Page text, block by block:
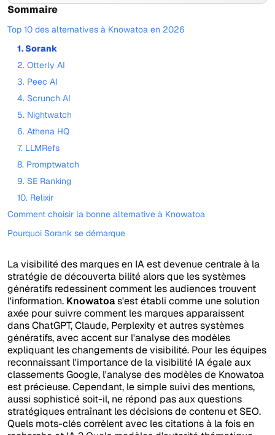
Sommaire
Top 10 des alternatives à Knowatoa en 2026
1. Sorank
2. Otterly AI
3. Peec AI
4. Scrunch AI
5. Nightwatch
6. Athena HQ
7. LLMRefs
8. Promptwatch
9. SE Ranking
10. Relixir
Comment choisir la bonne alternative à Knowatoa
Pourquoi Sorank se démarque
La visibilité des marques en IA est devenue centrale à la
stratégie de découverta bilité alors que les systèmes
génératifs redessinent comment les audiences trouvent
l'information. Knowatoas'est établi comme une solution
axée pour suivre comment les marques apparaissent
dans ChatGPT, Claude, Perplexity et autres systèmes
génératifs, avec accent sur l'analyse des modèles
expliquant les changements de visibilité. Pour les équipes
reconnaissant l'importance de la visibilité IA égale aux
classements Google, l'analyse des modèles de Knowatoa
est précieuse. Cependant, le simple suivi des mentions,
aussi sophisticé soit-il, ne répond pas aux questions
stratégiques entraînant les décisions de contenu et SEO.
Quels mots-clés corrèlent avec les citations à la fois en